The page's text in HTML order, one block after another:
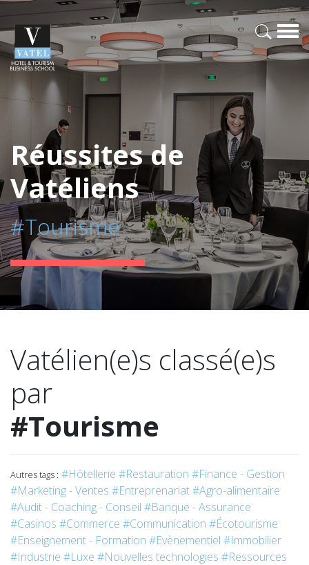
Réussites de
Vatéliens
#Tourisme
Vatélien(e)s classé(e)s
par
#Tourisme
Autres tags : #Hôtellerie #Restauration #Finance - Gestion
#Marketing - Ventes #Entreprenariat#Agro-alimentaire
#Audit - Coaching - Conseil #Banque - Assurance
#Casinos #Commerce #Communication #Écotourisme
#Enseignement - Formation #Evènementiel #Immobilier
#Industrie #Luxe #Nouvelles technologies #Ressources